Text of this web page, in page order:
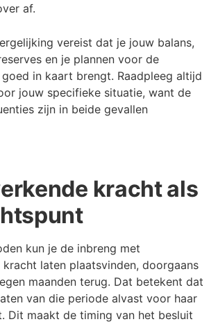
af.
vereist dat je jouw balans,
en je plannen voor de
in kaart brengt. Raadpleeg altijd
jouw specifieke situatie, want de
zijn in beide gevallen
kracht als
kun je de inbreng met
laten plaatsvinden, doorgaans
maanden terug. Dat betekent dat
van die periode alvast voor haar
Dit maakt de timing van het besluit